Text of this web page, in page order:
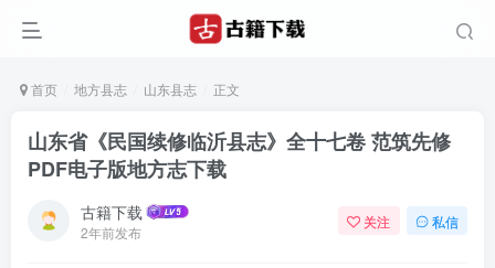
首页 地方县志 山东县志 正文
山东省《民国续修临沂县志》全十七卷 范筑先修
PDF电子版地方志下载
古籍下载
2年前发布
关注 私信